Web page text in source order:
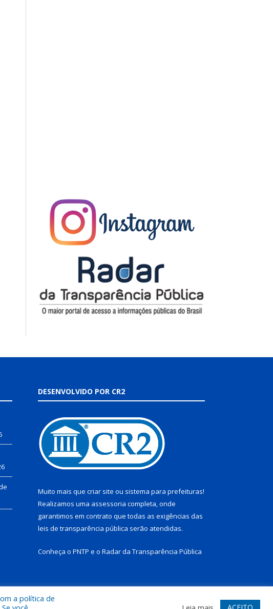
DESENVOLVIDO POR CR2
Muito mais que criar site ou sistema para prefeituras!
Realizamos uma assessoria completa, onde
garantimos em contrato que todas as exigências das
leis de transparência pública serão atendidas.
Conheça o PNTP e o Radar da Transparência Pública
Mapa do Site Acessar Webmail
a política de
ACEITO